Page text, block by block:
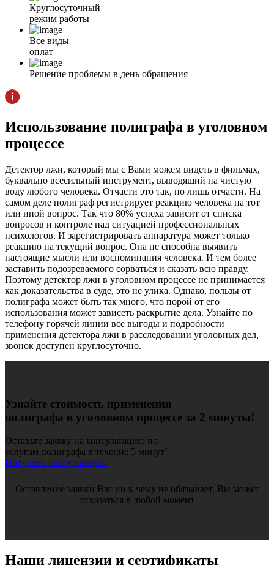
Круглосуточный
режим работы
Все виды
оплат
Решение проблемы в день обращения
Использование полиграфа в уголовном
процессе
Детектор лжи, который мы с Вами можем видеть в фильмах,
буквально всесильный инструмент, выводящий на чистую
воду любого человека. Отчасти это так, но лишь отчасти. На
самом деле полиграф регистрирует реакцию человека на тот
или иной вопрос. Так что 80% успеха зависит от списка
вопросов и контроле над ситуацией профессиональных
психологов. И зарегистрировать аппаратура может только
реакцию на текущий вопрос. Она не способна выявить
настоящие мысли или воспоминания человека. И тем более
заставить подозреваемого сорваться и сказать всю правду.
Поэтому детектор лжи в уголовном процессе не принимается
как доказательства в суде, это не улика. Однако, пользы от
полиграфа может быть так много, что порой от его
использования может зависеть раскрытие дела. Узнайте по
телефону горячей линии все выгоды и подробности
применения детектора лжи в расследовании уголовных дел,
звонок доступен круглосуточно.
Узнайте стоимость применения
полиграфа в уголовном процессе за 2 минуты!
Оставьте заявку на консультацию по
услугам полиграфа в течение 5 минут!
Получить консультацию
Оставление заявки Вас ни к чему не обязывает. Вы может
отказаться в любой момент
Наши лицензии и сертификаты